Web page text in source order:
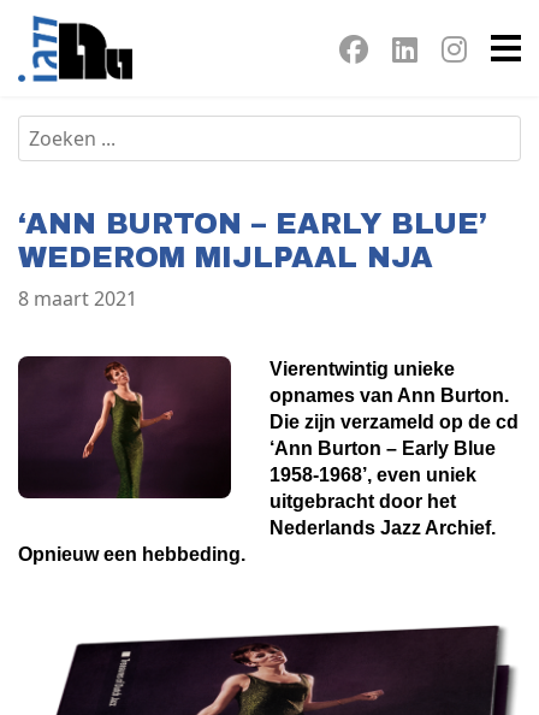
‘ANN BURTON – EARLY BLUE’
WEDEROM MIJLPAAL NJA
8 maart 2021
Vierentwintig unieke
opnames van Ann Burton.
Die zijn verzameld op de cd
‘Ann Burton – Early Blue
1958-1968’, even uniek
uitgebracht door het
Nederlands Jazz Archief.
Opnieuw een hebbeding.